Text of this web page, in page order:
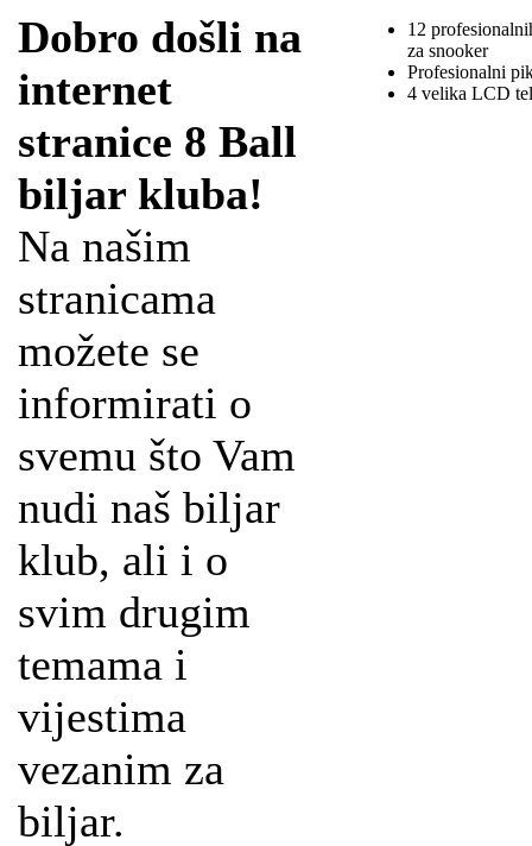
Dobro došli na
internet
stranice 8 Ball
biljar kluba!
Na našim
stranicama
možete se
informirati o
svemu što Vam
nudi naš biljar
klub, ali i o
svim drugim
temama i
vijestima
vezanim za
biljar.
12
za snooker
Profesionalni
4 velika LCD